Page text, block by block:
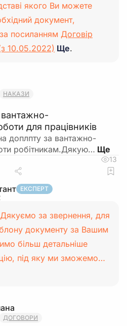
якого Ви можете
документ,
посиланням Договір
10.05.2022) Ще.
НАКАЗИ
вантажно-
для працівників
доплпту за вантажно-
робітникам.Дякую…
13
ЕКСПЕРТ
за звернення, для
документу за Вашим
більш детальніше
під яку ми зможемо…
ДОГОВОРИ